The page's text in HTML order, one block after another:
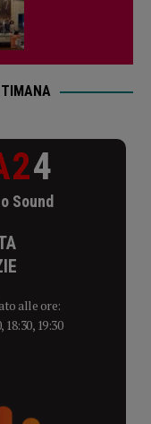
4
Sound
alle ore:
18:30, 19:30